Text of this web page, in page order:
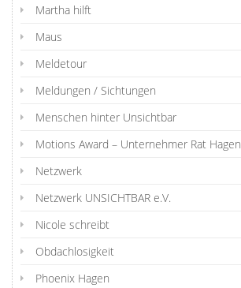
Martha hilft
Maus
Meldetour
Meldungen / Sichtungen
Menschen hinter Unsichtbar
Motions Award – Unternehmer Rat Hagen
Netzwerk
Netzwerk UNSICHTBAR e.V.
Nicole schreibt
Obdachlosigkeit
Phoenix Hagen